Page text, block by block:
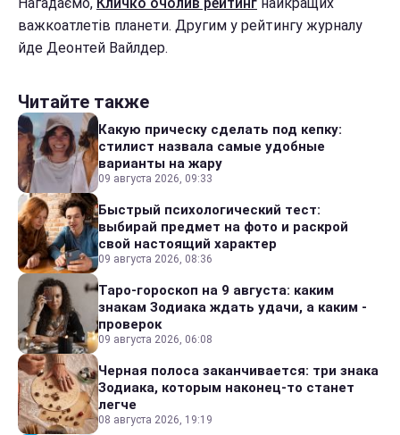
Нагадаємо, Кличко очолив рейтинг найкращих
важкоатлетів планети. Другим у рейтингу журналу
йде Деонтей Вайлдер.
Читайте также
Какую прическу сделать под кепку:
стилист назвала самые удобные
варианты на жару
09 августа 2026, 09:33
Быстрый психологический тест:
выбирай предмет на фото и раскрой
свой настоящий характер
09 августа 2026, 08:36
Таро-гороскоп на 9 августа: каким
знакам Зодиака ждать удачи, а каким -
проверок
09 августа 2026, 06:08
Черная полоса заканчивается: три знака
Зодиака, которым наконец-то станет
легче
08 августа 2026, 19:19